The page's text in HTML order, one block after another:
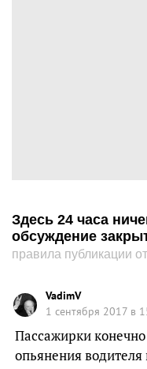
Здесь 24 часа
обсуждение
правила публикации
VadimV
1 сентября 2017 в
Пассажирки
опьянения